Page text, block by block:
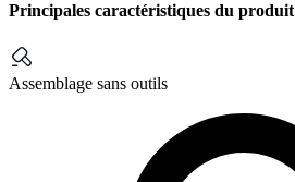
Principales caractéristiques du produit
Assemblage sans outils